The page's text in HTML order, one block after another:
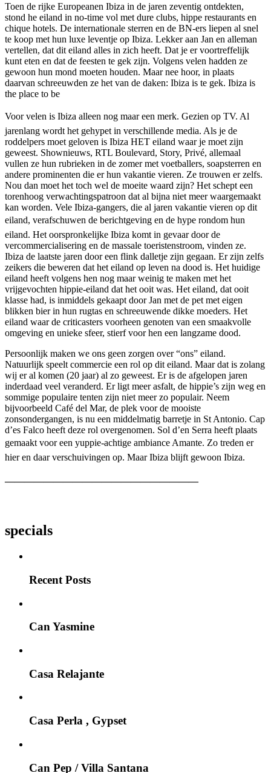
Toen de rijke Europeanen Ibiza in de jaren zeventig ontdekten,
stond he eiland in no-time vol met dure clubs, hippe restaurants en
chique hotels. De internationale sterren en de BN-ers liepen al snel
te koop met hun luxe leventje op Ibiza. Lekker aan Jan en alleman
vertellen, dat dit eiland alles in zich heeft. Dat je er voortreffelijk
kunt eten en dat de feesten te gek zijn. Volgens velen hadden ze
gewoon hun mond moeten houden. Maar nee hoor, in plaats
daarvan schreeuwden ze het van de daken: Ibiza is te gek. Ibiza is
the place to be
Voor velen is Ibiza alleen nog maar een merk. Gezien op TV. Al
jarenlang wordt het gehypet in verschillende media. Als je de
roddelpers moet geloven is Ibiza HET eiland waar je moet zijn
geweest. Shownieuws, RTL Boulevard, Story, Privé, allemaal
vullen ze hun rubrieken in de zomer met voetballers, soapsterren en
andere prominenten die er hun vakantie vieren. Ze trouwen er zelfs.
Nou dan moet het toch wel de moeite waard zijn? Het schept een
torenhoog verwachtingspatroon dat al bijna niet meer waargemaakt
kan worden. Vele Ibiza-gangers, die al jaren vakantie vieren op dit
eiland, verafschuwen de berichtgeving en de hype rondom hun
eiland. Het oorspronkelijke Ibiza komt in gevaar door de
vercommercialisering en de massale toeristenstroom, vinden ze.
Ibiza de laatste jaren door een flink dalletje zijn gegaan. Er zijn zelfs
zeikers die beweren dat het eiland op leven na dood is. Het huidige
eiland heeft volgens hen nog maar weinig te maken met het
vrijgevochten hippie-eiland dat het ooit was. Het eiland, dat ooit
klasse had, is inmiddels gekaapt door Jan met de pet met eigen
blikken bier in hun rugtas en schreeuwende dikke moeders. Het
eiland waar de criticasters voorheen genoten van een smaakvolle
omgeving en unieke sfeer, stierf voor hen een langzame dood.
Persoonlijk maken we ons geen zorgen over “ons” eiland.
Natuurlijk speelt commercie een rol op dit eiland. Maar dat is zolang
wij er al komen (20 jaar) al zo geweest. Er is de afgelopen jaren
inderdaad veel veranderd. Er ligt meer asfalt, de hippie’s zijn weg en
sommige populaire tenten zijn niet meer zo populair. Neem
bijvoorbeeld Café del Mar, de plek voor de mooiste
zonsondergangen, is nu een middelmatig barretje in St Antonio. Cap
d’es Falco heeft deze rol overgenomen. Sol d’en Serra heeft plaats
gemaakt voor een yuppie-achtige ambiance Amante. Zo treden er
hier en daar verschuivingen op. Maar Ibiza blijft gewoon Ibiza.
————————————————————
specials
Recent Posts
Can Yasmine
Casa Relajante
Casa Perla , Gypset
Can Pep / Villa Santana